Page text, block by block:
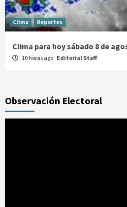
Clima Reportes
Clima para hoy sábado 8 de
10 horas ago Editorial Staff
Observación Electoral